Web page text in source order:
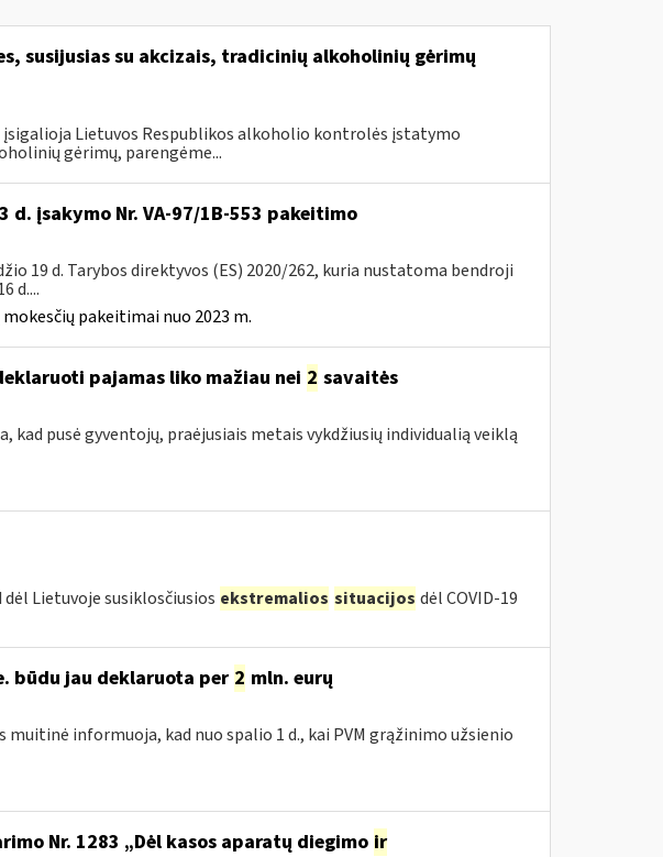
susijusias su akcizais, tradicinių alkoholinių gėrimų
įsigalioja Lietuvos Respublikos alkoholio kontrolės įstatymo
gėrimų, parengėme...
įsakymo Nr. VA-97/1B-553 pakeitimo
19 d. Tarybos direktyvos (ES) 2020/262, kuria nustatoma bendroji
d....
mokesčių pakeitimai nuo 2023 m.
pajamas liko mažiau nei 2 savaitės
kad pusė gyventojų, praėjusiais metais vykdžiusių individualią veiklą
Lietuvoje susiklosčiusios ekstremalios situacijos dėl COVID-19
būdu jau deklaruota per 2 mln. eurų
muitinė informuoja, kad nuo spalio 1 d., kai PVM grąžinimo užsienio
Nr. 1283 „Dėl kasos aparatų diegimo ir